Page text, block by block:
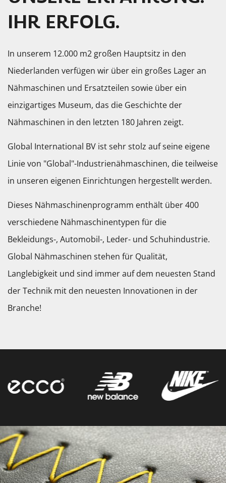
IHR ERFOLG.
In unserem 12.000 m2 großen Hauptsitz in den
Niederlanden verfügen wir über ein großes Lager an
Nähmaschinen und Ersatzteilen sowie über ein
einzigartiges Museum, das die Geschichte der
Nähmaschinen in den letzten 180 Jahren zeigt.
Global International BV ist sehr stolz auf seine eigene
Linie von "Global"-Industrienähmaschinen, die teilweise
in unseren eigenen Einrichtungen hergestellt werden.
Dieses Nähmaschinenprogramm enthält über 400
verschiedene Nähmaschinentypen für die
Bekleidungs-, Automobil-, Leder- und Schuhindustrie.
Global Nähmaschinen stehen für Qualität,
Langlebigkeit und sind immer auf dem neuesten Stand
der Technik mit den neuesten Innovationen in der
Branche!